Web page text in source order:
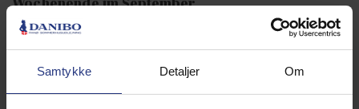
Samtykke Detaljer Om
"Fanø Vesterland" ist der Name des gemütlichen,
besonderen und sehr heimeligen zweitägigen
Musikfestivals der Insel im September mit vielen
großartigen Dänische Musiknamen. Das Festival bringt
Menschen aus nah und fern zu vielen tollen erlebnissen wie